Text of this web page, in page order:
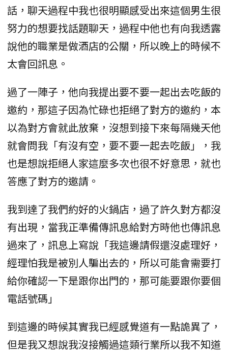
話，聊天過程中我也很明顯感受出來這個男生很
努力的想要找話題聊天，過程中他也有向我透露
說他的職業是做酒店的公關，所以晚上的時候不
太會回訊息。
過了一陣子，他向我提出要不要一起出去吃飯的
邀約，那這子因為忙碌也拒絕了對方的邀約，本
以為對方會就此放棄，沒想到接下來每隔幾天他
就會問我「有沒有空，要不要一起去吃飯」，我
也是想說拒絕人家這麼多次也很不好意思，就也
答應了對方的邀請。
我到達了我們約好的火鍋店，過了許久對方都沒
有出現，當我正準備傳訊息給對方時他也傳訊息
過來了，訊息上寫說「我這邊請假還沒處理好，
經理怕我是被別人騙出去的，所以可能會需要打
給你確認一下是跟你出門的，那可能要跟你要個
電話號碼」
到這邊的時候其實我已經感覺道有一點詭異了，
但是我又想說我沒接觸過這類行業所以我不知道